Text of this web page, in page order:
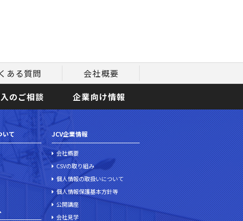
ある質問
会社概要
のご相談 企業向け情報
いて JCV企業情報
会社概要
CSVの取り組み
個人情報の取扱いについて
個人情報保護基本方針等
公開講座
会社見学